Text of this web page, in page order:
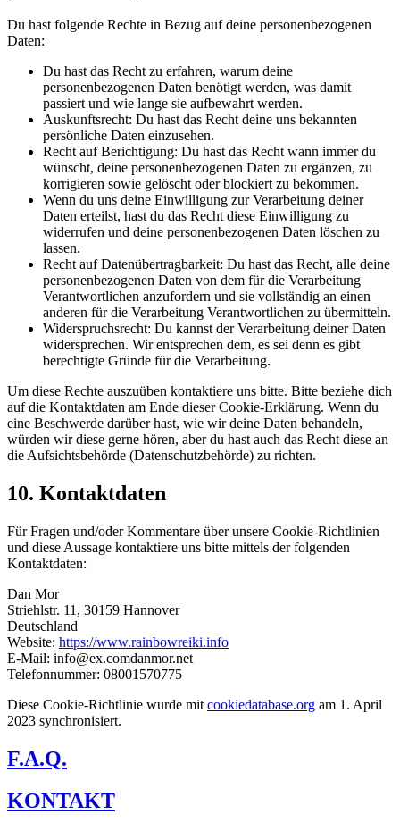
Du hast folgende Rechte in Bezug auf deine personenbezogenen
Daten:
Du hast das Recht zu erfahren, warum deine
personenbezogenen Daten benötigt werden, was damit
passiert und wie lange sie aufbewahrt werden.
Auskunftsrecht: Du hast das Recht deine uns bekannten
persönliche Daten einzusehen.
Recht auf Berichtigung: Du hast das Recht wann immer du
wünscht, deine personenbezogenen Daten zu ergänzen, zu
korrigieren sowie gelöscht oder blockiert zu bekommen.
Wenn du uns deine Einwilligung zur Verarbeitung deiner
Daten erteilst, hast du das Recht diese Einwilligung zu
widerrufen und deine personenbezogenen Daten löschen zu
lassen.
Recht auf Datenübertragbarkeit: Du hast das Recht, alle deine
personenbezogenen Daten von dem für die Verarbeitung
Verantwortlichen anzufordern und sie vollständig an einen
anderen für die Verarbeitung Verantwortlichen zu übermitteln.
Widerspruchsrecht: Du kannst der Verarbeitung deiner Daten
widersprechen. Wir entsprechen dem, es sei denn es gibt
berechtigte Gründe für die Verarbeitung.
Um diese Rechte auszuüben kontaktiere uns bitte. Bitte beziehe dich
auf die Kontaktdaten am Ende dieser Cookie-Erklärung. Wenn du
eine Beschwerde darüber hast, wie wir deine Daten behandeln,
würden wir diese gerne hören, aber du hast auch das Recht diese an
die Aufsichtsbehörde (Datenschutzbehörde) zu richten.
10. Kontaktdaten
Für Fragen und/oder Kommentare über unsere Cookie-Richtlinien
und diese Aussage kontaktiere uns bitte mittels der folgenden
Kontaktdaten:
Dan Mor
Striehlstr. 11, 30159 Hannover
Deutschland
Website: https://www.rainbowreiki.info
E-Mail: info@ex.comdanmor.net
Telefonnummer: 08001570775
Diese Cookie-Richtlinie wurde mit cookiedatabase.org am 1. April
2023 synchronisiert.
F.A.Q.
KONTAKT